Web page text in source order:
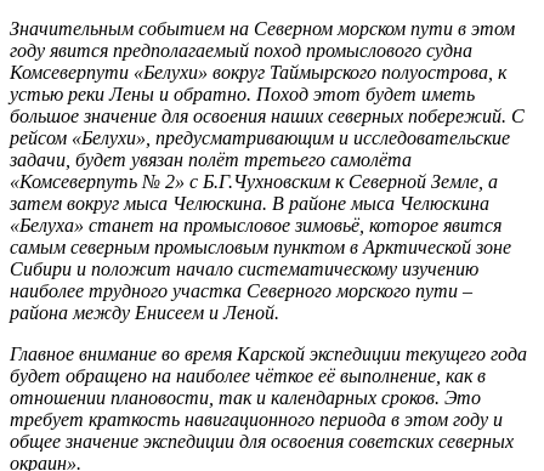
Значительным событием на Северном морском пути в этом
году явится предполагаемый поход промыслового судна
Комсеверпути «Белухи» вокруг Таймырского полуострова, к
устью реки Лены и обратно. Поход этот будет иметь
большое значение для освоения наших северных побережий. С
рейсом «Белухи», предусматривающим и исследовательские
задачи, будет увязан полёт третьего самолёта
«Комсеверпуть № 2» с Б.Г.Чухновским к Северной Земле, а
затем вокруг мыса Челюскина. В районе мыса Челюскина
«Белуха» станет на промысловое зимовьё, которое явится
самым северным промысловым пунктом в Арктической зоне
Сибири и положит начало систематическому изучению
наиболее трудного участка Северного морского пути –
района между Енисеем и Леной.
Главное внимание во время Карской экспедиции текущего года
будет обращено на наиболее чёткое её выполнение, как в
отношении плановости, так и календарных сроков. Это
требует краткость навигационного периода в этом году и
общее значение экспедиции для освоения советских северных
окраин».